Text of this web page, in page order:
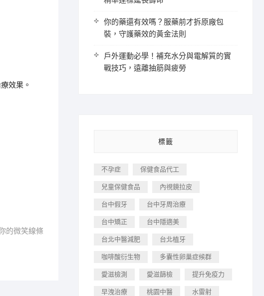
效果。
的微笑線條
你的藥還有效嗎？服藥前才拆原廠包
裝，守護藥效的黃金法則
戶外運動必學！補充水分與電解質的實
戰技巧，遠離抽筋與疲勞
標籤
不孕症 保健食品代工
兒童保健食品 內視鏡拉皮
台中假牙 台中牙周治療
台中矯正 台中隱適美
台北中醫減肥 台北植牙
咖啡酸衍生物 多囊性卵巢症候群
愛滋檢測 愛滋篩檢 提升免疫力
早洩治療 桃園中醫 水雷射